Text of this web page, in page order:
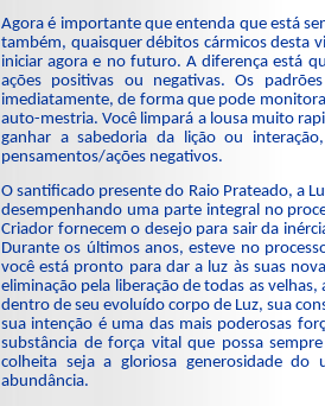
Agora é importante que entenda que está
também, quaisquer débitos cármicos desta
iniciar agora e no futuro. A diferença está
ações positivas ou negativas. Os
imediatamente, de forma que pode
auto-mestria. Você limpará a lousa muito
ganhar a sabedoria da lição ou
pensamentos/ações negativos.
O santificado presente do Raio Prateado, a
desempenhando uma parte integral no
Criador fornecem o desejo para sair da
Durante os últimos anos, esteve no
você está pronto para dar a luz às suas
eliminação pela liberação de todas as
dentro de seu evoluído corpo de Luz, sua
sua intenção é uma das mais poderosas
substância de força vital que possa
colheita seja a gloriosa generosidade do
abundância.